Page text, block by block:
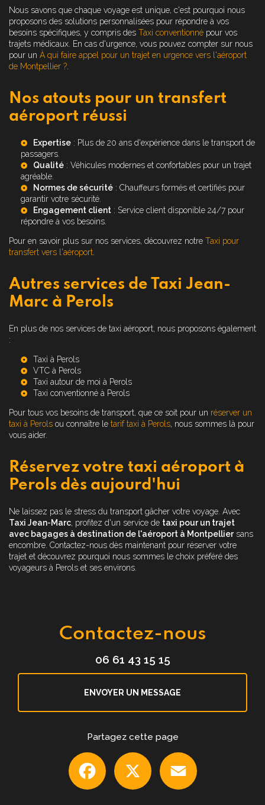
Nous savons que chaque voyage est unique, c'est pourquoi nous
proposons des solutions personnalisées pour répondre à vos
besoins spécifiques, y compris des Taxi conventionné pour vos
trajets médicaux. En cas d'urgence, vous pouvez compter sur nous
pour un À qui faire appel pour un trajet en urgence vers l'aéroport
de Montpellier ?
Nos atouts pour un transfert
aéroport réussi
Expertise : Plus de 20 ans d'expérience dans le transport de
passagers.
Qualité : Véhicules modernes et confortables pour un trajet
agréable.
Normes de sécurité : Chauffeurs formés et certifiés pour
garantir votre sécurité.
Engagement client : Service client disponible 24/7 pour
répondre à vos besoins.
Pour en savoir plus sur nos services, découvrez notre Taxi pour
transfert vers l'aéroport
Autres services de Taxi Jean-
Marc à Perols
En plus de nos services de taxi aéroport, nous proposons également
:
Taxi à Perols
VTC à Perols
Taxi autour de moi à Perols
Taxi conventionné à Perols
Pour tous vos besoins de transport, que ce soit pour un réserver un
taxi à Perols ou connaître le tarif taxi à Perols, nous sommes là pour
vous aider.
Réservez votre taxi aéroport à
Perols dès aujourd'hui
Ne laissez pas le stress du transport gâcher votre voyage. Avec
Taxi Jean-Marc, profitez d'un service de taxi pour un trajet
avec bagages à destination de l'aéroport à Montpelliersans
encombre. Contactez-nous dès maintenant pour réserver votre
trajet et découvrez pourquoi nous sommes le choix préféré des
voyageurs à Perols et ses environs.
Contactez-nous
06 61 43 15 15
ENVOYER UN MESSAGE
Partagez cette page
Facebook